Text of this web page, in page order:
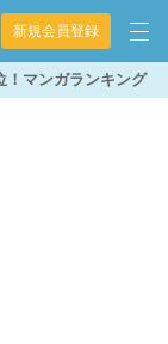
新規会員登録
！マンガランキング